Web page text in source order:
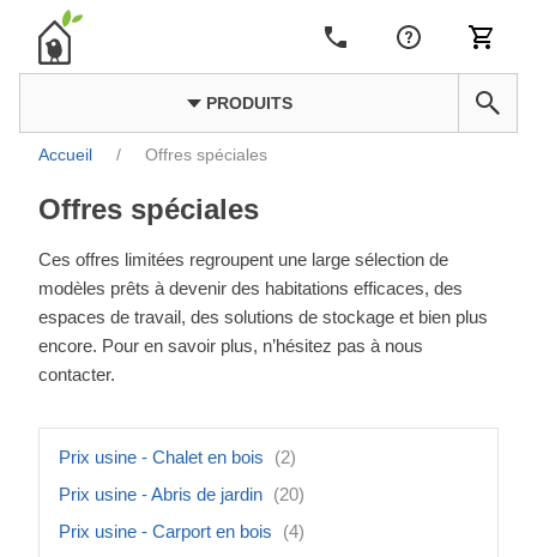
PRODUITS
Accueil / Offres spéciales
Offres spéciales
Ces offres limitées regroupent une large sélection de
modèles prêts à devenir des habitations efficaces, des
espaces de travail, des solutions de stockage et bien plus
encore. Pour en savoir plus, n’hésitez pas à nous
contacter.
Prix usine - Chalet en bois
(2)
Prix usine - Abris de jardin (20)
Prix usine - Carport en bois
(4)